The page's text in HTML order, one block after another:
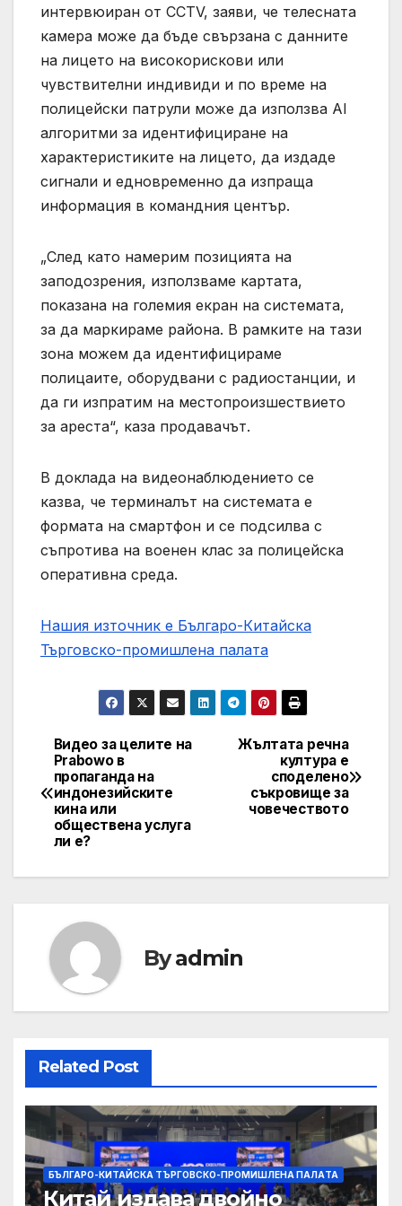
интервюиран от CCTV, заяви, че телесната
камера може да бъде свързана с данните
на лицето на високорискови или
чувствителни индивиди и по време на
полицейски патрули може да използва AI
алгоритми за идентифициране на
характеристиките на лицето, да издаде
сигнали и едновременно да изпраща
информация в командния център.
„След като намерим позицията на
заподозрения, използваме картата,
показана на големия екран на системата,
за да маркираме района. В рамките на тази
зона можем да идентифицираме
полицаите, оборудвани с радиостанции, и
да ги изпратим на местопроизшествието
за ареста“, каза продавачът.
В доклада на видеонаблюдението се
казва, че терминалът на системата е
формата на смартфон и се подсилва с
съпротива на военен клас за полицейска
оперативна среда.
Нашия източник е Българо-Китайска
Търговско-промишлена палaта
Post
navigation
Жълтата речна
култура е
споделено
съкровище за
човечеството
Видео за целите на
Prabowo в
пропаганда на
индонезийските
кина или
обществена услуга
ли е?
Byadmin
Related Post
БЪЛГАРО-КИТАЙСКА ТЪРГОВСКО-ПРОМИШЛЕНА ПАЛAТА
Китай издава двойно